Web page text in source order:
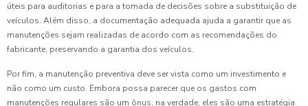
úteis para auditorias e para a tomada de decisões sobre a substituição de
veículos. Além disso, a documentação adequada ajuda a garantir que as
manutenções sejam realizadas de acordo com as recomendações do
fabricante, preservando a garantia dos veículos.
Por fim, a manutenção preventiva deve ser vista como um investimento e
não como um custo. Embora possa parecer que os gastos com
manutenções regulares são um ônus, na verdade, eles são uma estratégia